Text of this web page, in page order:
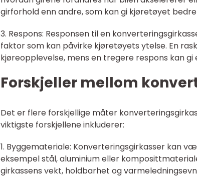
girforhold enn andre, som kan gi kjøretøyet
3. Respons: Responsen til en
faktor som kan påvirke kjøretøyets ytelse. En
kjøreopplevelse, mens en tregere respons kan gi
Forskjeller mellom
Det er flere forskjellige måter
viktigste forskjellene inkluderer:
1. Byggemateriale: Konverteringsgirkasser kan
eksempel stål, aluminium eller
girkassens vekt, holdbarhet og